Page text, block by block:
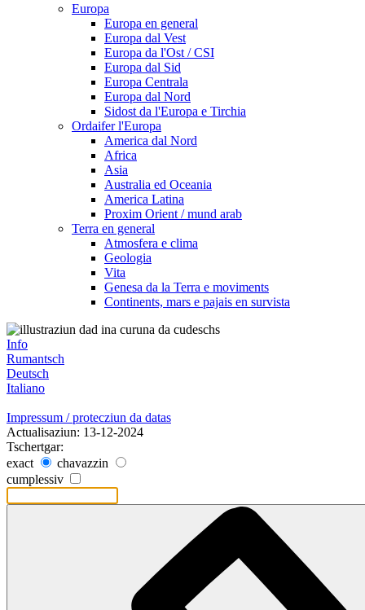
Europa
Europa en general
Europa dal Vest
Europa da l'Ost / CSI
Europa dal Sid
Europa Centrala
Europa dal Nord
Sidost da l'Europa e Tirchia
Ordaifer l'Europa
America dal Nord
Africa
Asia
Australia ed Oceania
America Latina
Proxim Orient / mund arab
Terra en general
Atmosfera e clima
Geologia
Vita
Genesa da la Terra e moviments
Continents, mars e pajais en survista
Info
Rumantsch
Deutsch
Italiano
Impressum / protecziun da datas
Actualisaziun: 13-12-2024
Tschertgar:
exact
chavazzin
cumplessiv